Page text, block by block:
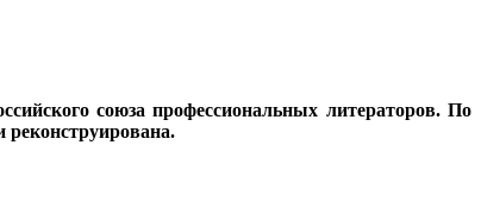
союза профессиональных литераторов. По